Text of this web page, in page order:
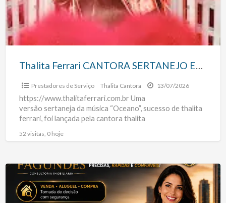
SÃO
PAULO
BAIXADA
SANTISTA
Thalita Ferrari CANTORA SERTANEJO EM SÃO PAULO BAIXADA SANTISTA
Prestadores de Serviço Thalita Cantora 13/07/2026
https://www.thalitaferrari.com.br Uma
versão sertaneja da música “Oceano”, sucesso de thalita
ferrari, foi lançada pela cantora thalita
2025. O clipe e a
52 visitas, 0 hoje
Avaliação
imóveis